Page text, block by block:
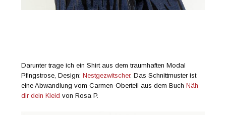
Darunter trage ich ein Shirt aus dem traumhaften Modal
Pfingstrose, Design:Nestgezwitscher. Das Schnittmuster ist
eine Abwandlung vom Carmen-Oberteil aus dem BuchNäh
dir dein Kleid von Rosa P.